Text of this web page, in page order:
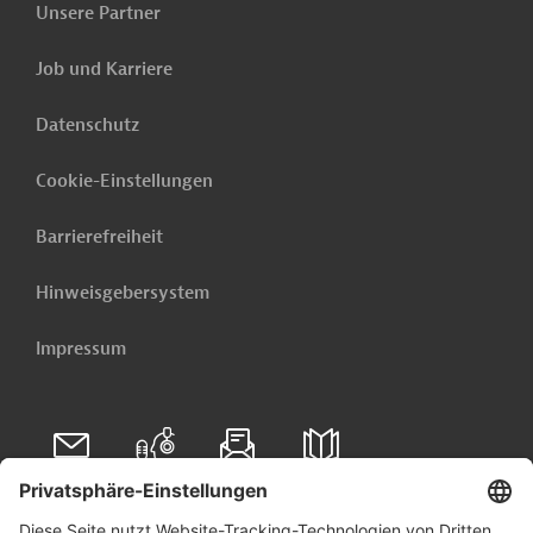
Jetzt einrichten lassen
Unsere Partner
Job und Karriere
Datenschutz
Cookie-Einstellungen
Barrierefreiheit
Hinweisgebersystem
Impressum